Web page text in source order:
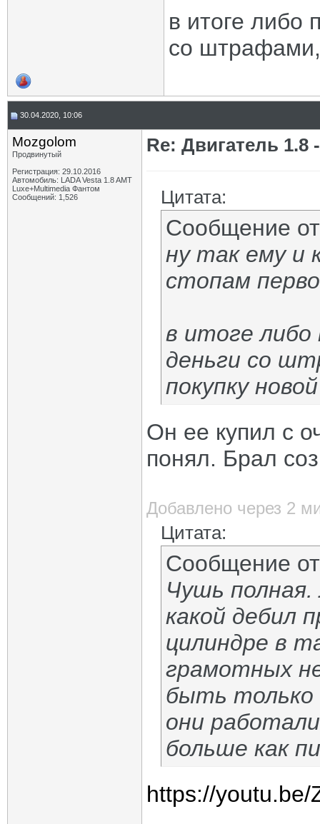
в итоге либо
со штрафами,
30.04.2020, 10:06
Mozgolom
Продвинутый
Регистрация: 29.10.2016
Автомобиль: LADA Vesta 1.8 AMT
Luxe+Multimedia Фантом
Сообщений: 1,526
Re: Двигатель 1.8
Цитата:
Сообщение
ну так ему и
стопам
в итоге
деньги со
покупку
Он ее купил с
понял. Брал
Добавлено через 2
Цитата:
Сообщение
Чушь
какой дебил
цилиндре в
грамотных
быть только
они
больше как
https://youtu.be/